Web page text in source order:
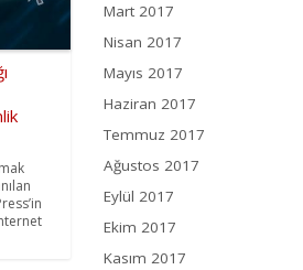
Mart 2017
Nisan 2017
Mayıs 2017
Haziran 2017
Temmuz 2017
Ağustos 2017
Eylül 2017
Ekim 2017
Kasım 2017